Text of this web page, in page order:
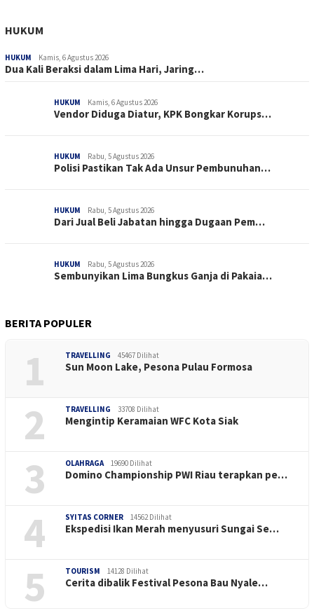
HUKUM
HUKUM Kamis, 6 Agustus 2026
Dua Kali Beraksi dalam Lima Hari, Jaring…
HUKUM Kamis, 6 Agustus 2026
Vendor Diduga Diatur, KPK Bongkar Korups…
HUKUM Rabu, 5 Agustus 2026
Polisi Pastikan Tak Ada Unsur Pembunuhan…
HUKUM Rabu, 5 Agustus 2026
Dari Jual Beli Jabatan hingga Dugaan Pem…
HUKUM Rabu, 5 Agustus 2026
Sembunyikan Lima Bungkus Ganja di Pakaia…
BERITA POPULER
1 TRAVELLING 45467 Dilihat
Sun Moon Lake, Pesona Pulau Formosa
2 TRAVELLING 33708 Dilihat
Mengintip Keramaian WFC Kota Siak
3 OLAHRAGA 19690 Dilihat
Domino Championship PWI Riau terapkan pe…
4 SYITAS CORNER 14562 Dilihat
Ekspedisi Ikan Merah menyusuri Sungai Se…
5 TOURISM 14128 Dilihat
Cerita dibalik Festival Pesona Bau Nyale…